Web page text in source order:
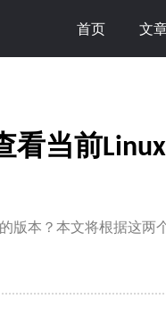
首页 文
看当前
版本？本文将根据这两